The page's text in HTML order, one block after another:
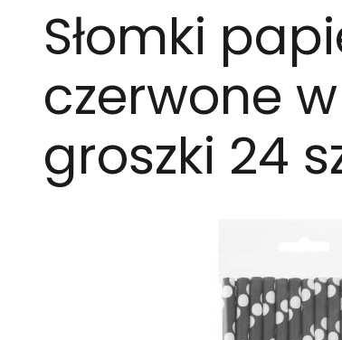
Słomki
czerwone
groszki 24